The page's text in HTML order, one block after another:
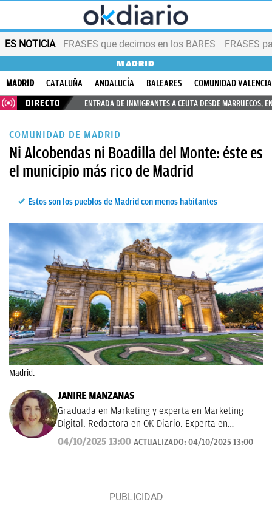
ES NOTICIA FRASES que decimos en los BARES FRASES
MADRID
MADRID CATALUÑA ANDALUCÍA BALEARES
COMUNIDAD
DIRECTO
ENTRADA DE INMIGRANTES A CEUTA DESDE MARRUECOS,
COMUNIDAD DE MADRID
Ni Alcobendas ni Boadilla del Monte: éste es
el municipio más rico de Madrid
Estos son los pueblos de Madrid con menos habitantes
Madrid.
JANIRE MANZANAS
Graduada en Marketing y experta en Marketing
Digital. Redactora en OK Diario. Experta en
curiosidades, mascotas, consumo y Lotería de
Navidad.
04/10/2025 13:00 ACTUALIZADO: 04/10/2025 13:00